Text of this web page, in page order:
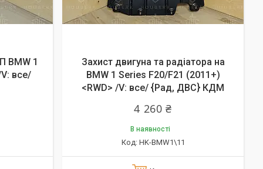
BMW 1
все/
Захист двигуна та радіатора на
BMW 1 Series F20/F21 (2011+)
<RWD> /V: все/ {Рад, ДВС} КДМ
4 260 ₴
В наявності
HK-BMW1\11